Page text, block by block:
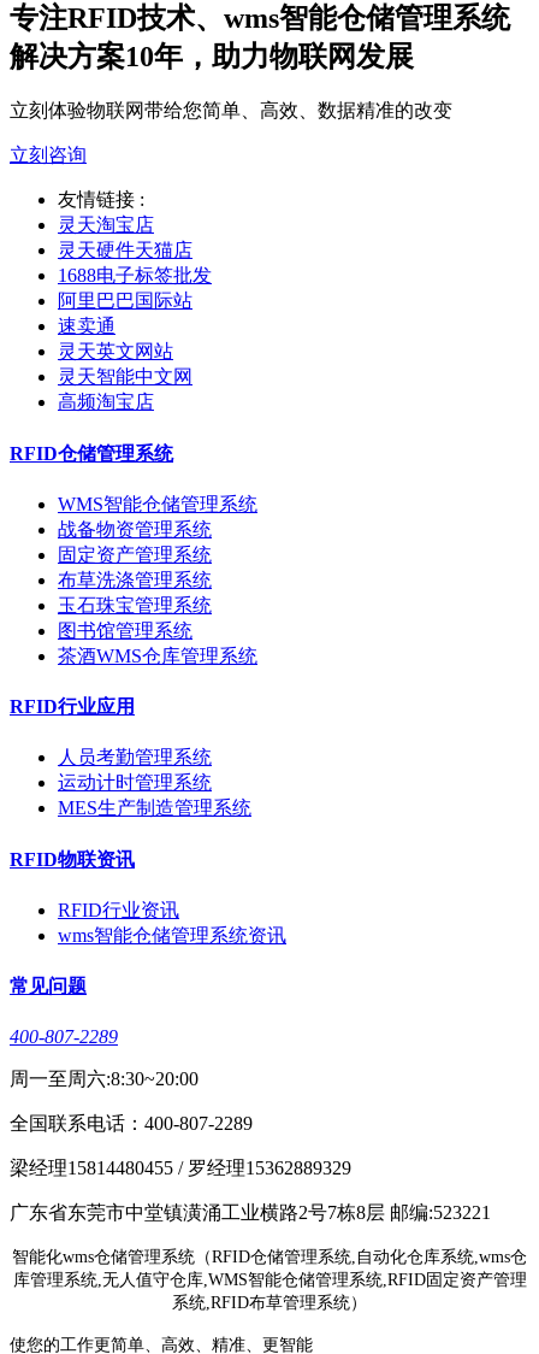
专注RFID技术、wms智能仓储管理系统
解决方案10年，助力物联网发展
立刻体验物联网带给您简单、高效、数据精准的改变
立刻咨询
友情链接 :
灵天淘宝店
灵天硬件天猫店
1688电子标签批发
阿里巴巴国际站
速卖通
灵天英文网站
灵天智能中文网
高频淘宝店
RFID仓储管理系统
WMS智能仓储管理系统
战备物资管理系统
固定资产管理系统
布草洗涤管理系统
玉石珠宝管理系统
图书馆管理系统
茶酒WMS仓库管理系统
RFID行业应用
人员考勤管理系统
运动计时管理系统
MES生产制造管理系统
RFID物联资讯
RFID行业资讯
wms智能仓储管理系统资讯
常见问题
400-807-2289
周一至周六:8:30~20:00
全国联系电话：400-807-2289
梁经理15814480455 / 罗经理15362889329
广东省东莞市中堂镇潢涌工业横路2号7栋8层 邮编:523221
智能化wms仓储管理系统（RFID仓储管理系统,自动化仓库系统,wms仓
库管理系统,无人值守仓库,WMS智能仓储管理系统,RFID固定资产管理
系统,RFID布草管理系统）
使您的工作更简单、高效、精准、更智能